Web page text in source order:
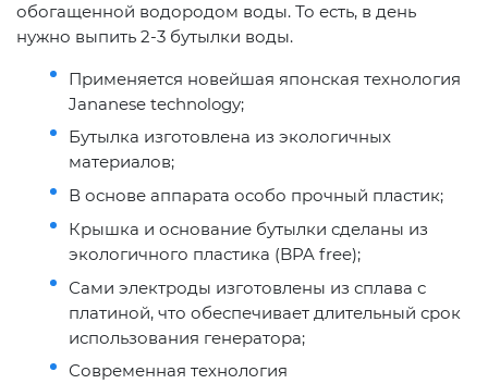
обогащенной водородом воды. То есть, в день
нужно выпить 2-3 бутылки воды.
Применяется новейшая японская технология
Jananese technology;
Бутылка изготовлена из экологичных
материалов;
В основе аппарата особо прочный пластик;
Крышка и основание бутылки сделаны из
экологичного пластика (BPA free);
Сами электроды изготовлены из сплава с
платиной, что обеспечивает длительный срок
использования генератора;
Современная технология